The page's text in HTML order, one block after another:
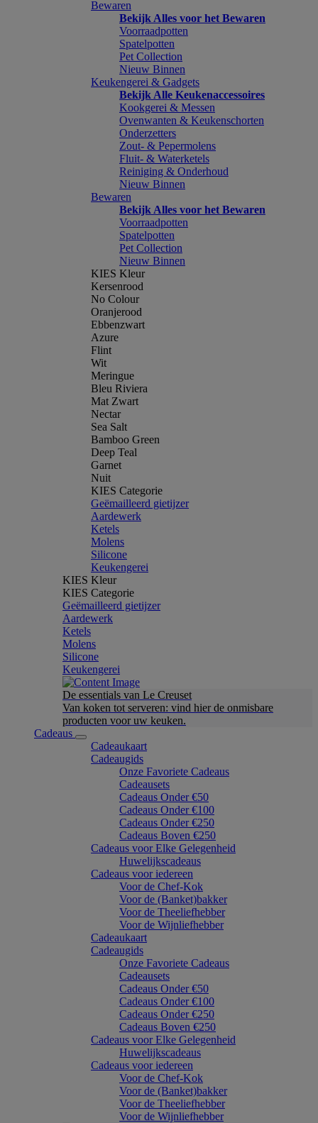
Bewaren
Bekijk Alles voor het Bewaren
Voorraadpotten
Spatelpotten
Pet Collection
Nieuw Binnen
Keukengerei & Gadgets
Bekijk Alle Keukenaccessoires
Kookgerei & Messen
Ovenwanten & Keukenschorten
Onderzetters
Zout- & Pepermolens
Fluit- & Waterketels
Reiniging & Onderhoud
Nieuw Binnen
Bewaren
Bekijk Alles voor het Bewaren
Voorraadpotten
Spatelpotten
Pet Collection
Nieuw Binnen
KIES Kleur
Kersenrood
No Colour
Oranjerood
Ebbenzwart
Azure
Flint
Wit
Meringue
Bleu Riviera
Mat Zwart
Nectar
Sea Salt
Bamboo Green
Deep Teal
Garnet
Nuit
KIES Categorie
Geëmailleerd gietijzer
Aardewerk
Ketels
Molens
Silicone
Keukengerei
KIES Kleur
KIES Categorie
Geëmailleerd gietijzer
Aardewerk
Ketels
Molens
Silicone
Keukengerei
De essentials van Le Creuset
Van koken tot serveren: vind hier de onmisbare
producten voor uw keuken.
Cadeaus
Cadeaukaart
Cadeaugids
Onze Favoriete Cadeaus
Cadeausets
Cadeaus Onder €50
Cadeaus Onder €100
Cadeaus Onder €250
Cadeaus Boven €250
Cadeaus voor Elke Gelegenheid
Huwelijkscadeaus
Cadeaus voor iedereen
Voor de Chef-Kok
Voor de (Banket)bakker
Voor de Theeliefhebber
Voor de Wijnliefhebber
Cadeaukaart
Cadeaugids
Onze Favoriete Cadeaus
Cadeausets
Cadeaus Onder €50
Cadeaus Onder €100
Cadeaus Onder €250
Cadeaus Boven €250
Cadeaus voor Elke Gelegenheid
Huwelijkscadeaus
Cadeaus voor iedereen
Voor de Chef-Kok
Voor de (Banket)bakker
Voor de Theeliefhebber
Voor de Wijnliefhebber